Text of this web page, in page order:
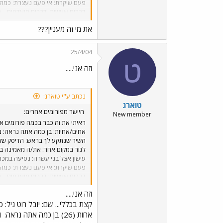
פעם שיקרת: אי פעם נעצרת:
הולך למות? נכשלת במקצוע?:
אהובים: עיתון אהוב: וסתם: מה
את מי זה מעניין???
ט
טוארג
New member
25/4/04
וזה אני.....
נכתב ע"י טוארג:
היישר מפורומים אחרים:
ראיתי את זה כבר בכמה פורומים
אחים/אחיות: בן כמה אתה נראה:
השיר שנתקע לך בראש: הדיסק
לגור במקום אחר: את/ה מאמינה
עישון אצל בני עשרה: נסיעה
פעם שיקרת: אי פעם נעצרת:
הולך למות? נכשלת במקצוע?:
אהובים: עיתון אהוב: וסתם: מה
תיכון או אוניברסיטה? אתה משועמם/ת? רעש
וזה אני.....